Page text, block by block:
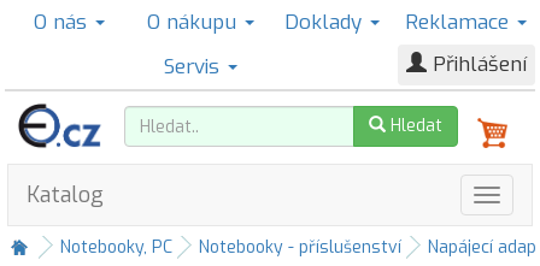
O nás O nákupu Doklady
Reklamace
Servis
Přihlášení
Hledat
Katalog
Notebooky, PC Notebooky - příslušenství Napájecí